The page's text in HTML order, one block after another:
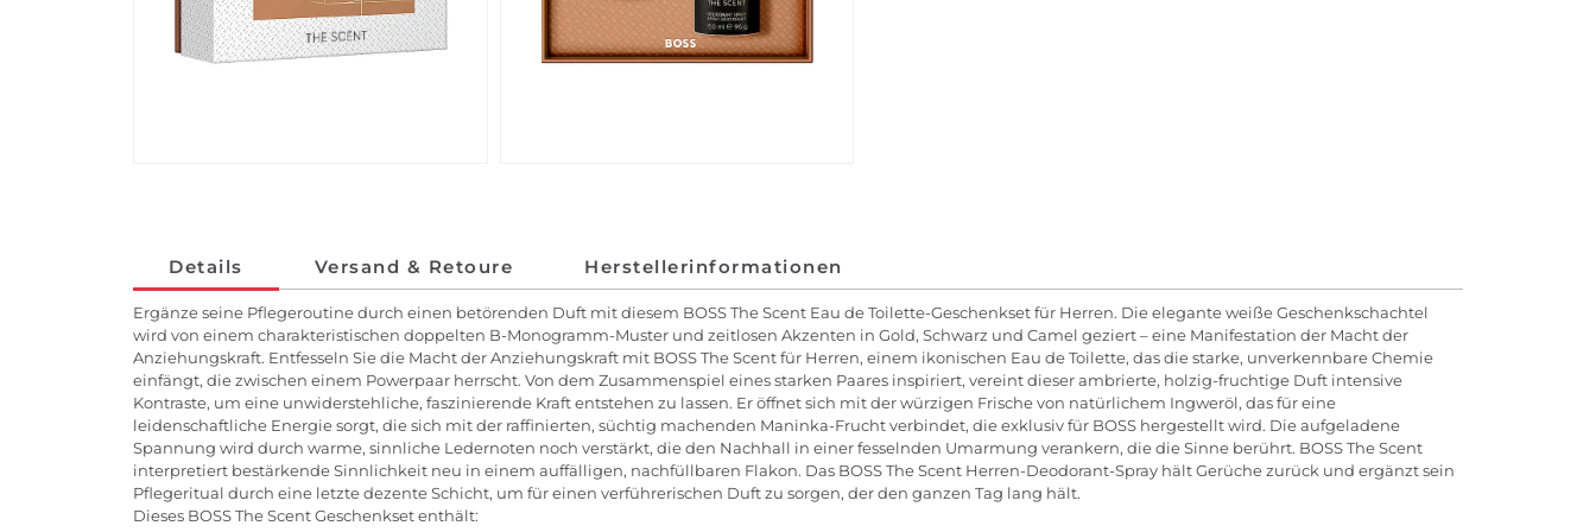
Details Versand & Retoure Herstellerinformationen
Ergänze seine Pflegeroutine durch einen betörenden Duft mit diesem BOSS The Scent Eau de Toilette-Geschenkset für Herren. Die elegante weiße Geschenkschachtel
wird von einem charakteristischen doppelten B-Monogramm-Muster und zeitlosen Akzenten in Gold, Schwarz und Camel geziert – eine Manifestation der Macht der
Anziehungskraft. Entfesseln Sie die Macht der Anziehungskraft mit BOSS The Scent für Herren, einem ikonischen Eau de Toilette, das die starke, unverkennbare Chemie
einfängt, die zwischen einem Powerpaar herrscht. Von dem Zusammenspiel eines starken Paares inspiriert, vereint dieser ambrierte, holzig-fruchtige Duft intensive
Kontraste, um eine unwiderstehliche, faszinierende Kraft entstehen zu lassen. Er öffnet sich mit der würzigen Frische von natürlichem Ingweröl, das für eine
leidenschaftliche Energie sorgt, die sich mit der raffinierten, süchtig machenden Maninka-Frucht verbindet, die exklusiv für BOSS hergestellt wird. Die aufgeladene
Spannung wird durch warme, sinnliche Ledernoten noch verstärkt, die den Nachhall in einer fesselnden Umarmung verankern, die die Sinne berührt. BOSS The Scent
interpretiert bestärkende Sinnlichkeit neu in einem auffälligen, nachfüllbaren Flakon. Das BOSS The Scent Herren-Deodorant-Spray hält Gerüche zurück und ergänzt sein
Pflegeritual durch eine letzte dezente Schicht, um für einen verführerischen Duft zu sorgen, der den ganzen Tag lang hält.
Dieses BOSS The Scent Geschenkset enthält: